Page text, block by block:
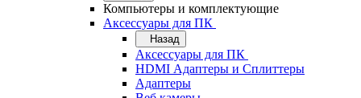
Компьютеры и комплектующие
Аксессуары для ПК
Назад
Аксессуары для ПК
HDMI Адаптеры и Сплиттеры
Адаптеры